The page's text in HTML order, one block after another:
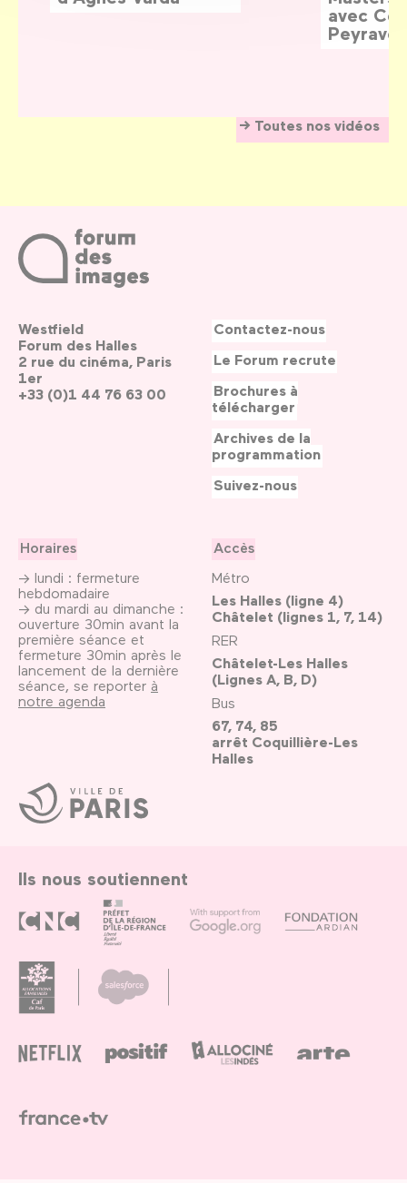
Toutes nos vidéos
avec
Ville
de
Paris
Westfield
Forum des Halles
2 rue du cinéma, Paris
1er
+33 (0)1 44 76 63 00
Horaires
→ lundi : fermeture
hebdomadaire
→ du mardi au dimanche :
ouverture 30min avant la
première séance et
fermeture 30min après le
lancement de la dernière
séance, se reporter à
notre agenda
Accès
Métro
Les Halles (ligne 4)
Châtelet (lignes 1, 7, 14)
RER
Châtelet-Les Halles
(Lignes A, B, D)
Bus
67, 74, 85
arrêt Coquillière-Les
Halles
Contactez-nous
Le Forum recrute
Brochures à
télécharger
Archives de la
programmation
Suivez-nous
Ils nous soutiennent